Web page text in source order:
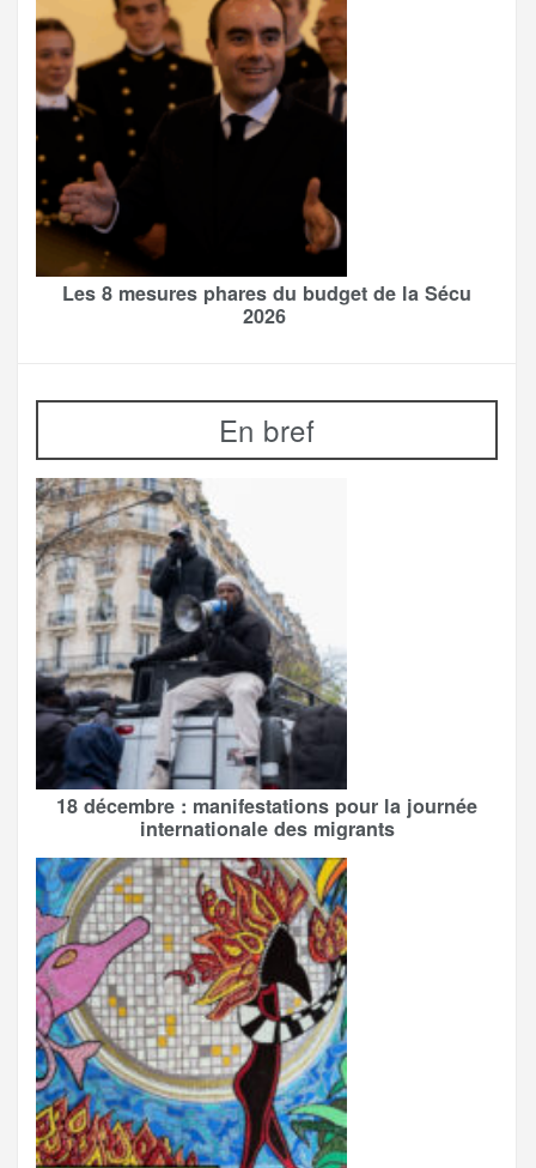
Les 8 mesures phares du budget de la Sécu
2026
En bref
18 décembre : manifestations pour la journée
internationale des migrants